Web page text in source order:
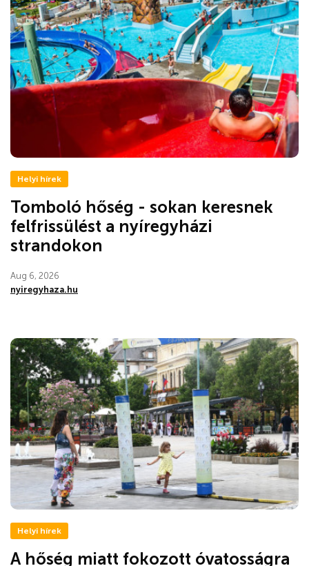
Helyi hírek
Tomboló hőség - sokan keresnek
felfrissülést a nyíregyházi
strandokon
Aug 6, 2026
nyiregyhaza.hu
Helyi hírek
A hőség miatt fokozott óvatosságra